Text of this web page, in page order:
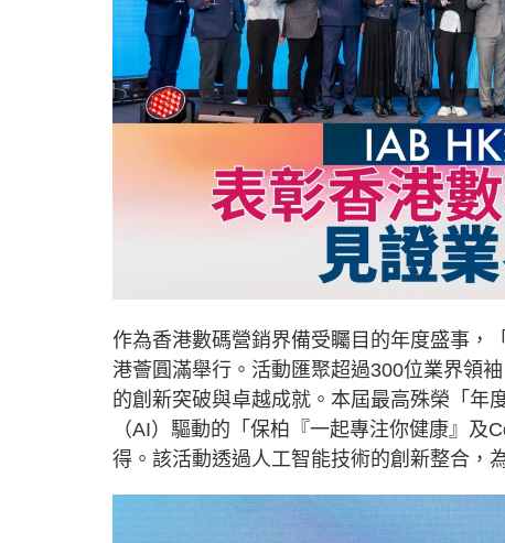
作為香港數碼營銷界備受矚目的年度盛事，
港薈圓滿舉行。活動匯聚超過300位業界領
的創新突破與卓越成就。本屆最高殊榮「年
（AI）驅動的「保柏『一起專注你健康』
得。該活動透過人工智能技術的創新整合，